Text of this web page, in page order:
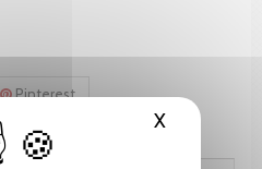
XMasquer
Pinterest